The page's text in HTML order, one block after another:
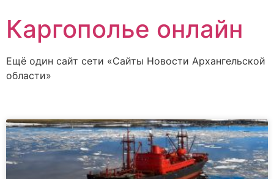
Каргополье онлайн
Ещё один сайт сети «Сайты Новости Архангельской
области»